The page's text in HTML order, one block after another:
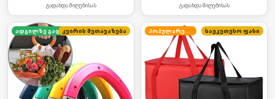
გადახდა მიღებისას გადახდა მიღებისას
ადგილზე გადახდა
კვირის შეთავაზება პოპულარული საუკეთესო ფასი